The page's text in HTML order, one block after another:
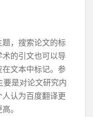
，搜索论文的标
的引文也可以导
文本中标记。参
是对论文研究内
认为百度翻译更
。